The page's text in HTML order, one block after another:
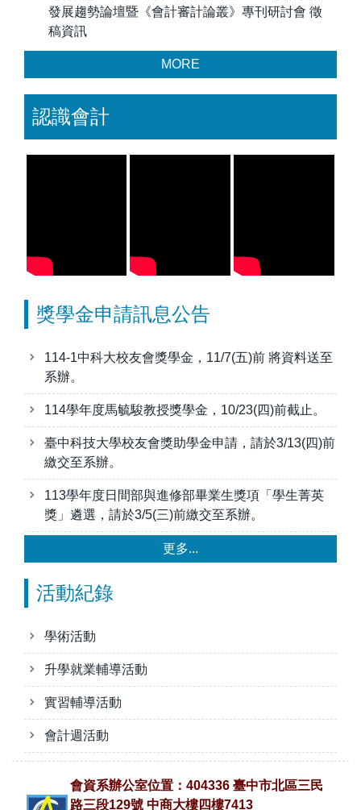
發展趨勢論壇暨《會計審計論叢》專刊研討會 徵
稿資訊
MORE
認識會計
獎學金申請訊息公告
114-1中科大校友會獎學金，11/7(五)前 將資料送至
系辦。
114學年度馬毓駿教授獎學金，10/23(四)前截止。
臺中科技大學校友會獎助學金申請，請於3/13(四)前
繳交至系辦。
113學年度日間部與進修部畢業生獎項「學生菁英
獎」遴選，請於3/5(三)前繳交至系辦。
更多...
活動紀錄
學術活動
升學就業輔導活動
實習輔導活動
會計週活動
會資系辦公室位置：404336 臺中市北區三民
路三段129號 中商大樓四樓7413